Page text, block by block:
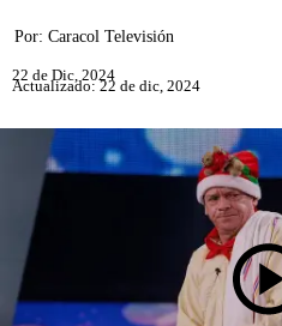
Por: Caracol Televisión
22 de Dic, 2024
Actualizado: 22 de dic, 2024